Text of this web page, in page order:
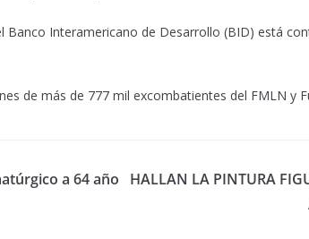
Banco Interamericano de Desarrollo (BID) está
de más de 777 mil excombatientes del FMLN y
a 64 año
HALLAN LA PINTURA